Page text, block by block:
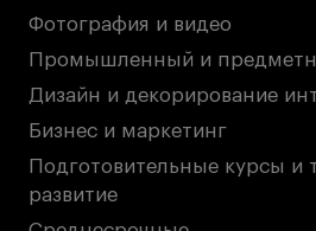
Фотография и видео
Промышленный и
Дизайн и декорирование
Бизнес и маркетинг
Подготовительные курсы и
развитие